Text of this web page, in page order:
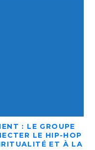
: LE GROUPE
LE HIP-HOP
ET À LA